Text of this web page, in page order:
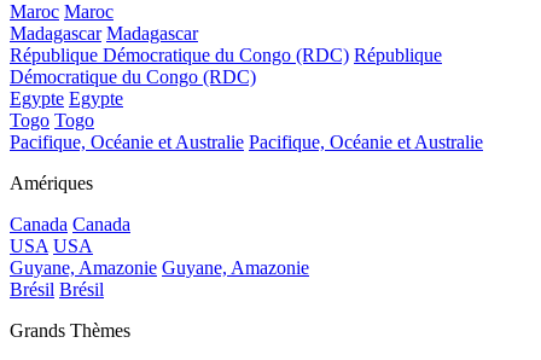
Maroc Maroc
Madagascar Madagascar
République Démocratique du Congo (RDC) République
Démocratique du Congo (RDC)
Egypte Egypte
Togo Togo
Pacifique, Océanie et Australie Pacifique, Océanie et Australie
Amériques
Canada Canada
USA USA
Guyane, Amazonie Guyane, Amazonie
Brésil Brésil
Grands Thèmes